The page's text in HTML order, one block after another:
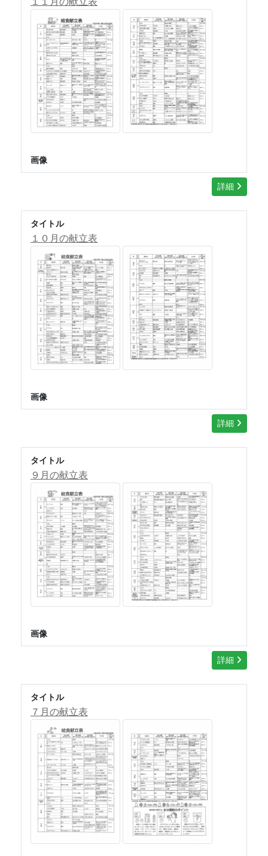
画像
詳細
タイトル
１０月の献立表
画像
詳細
タイトル
９月の献立表
画像
詳細
タイトル
７月の献立表